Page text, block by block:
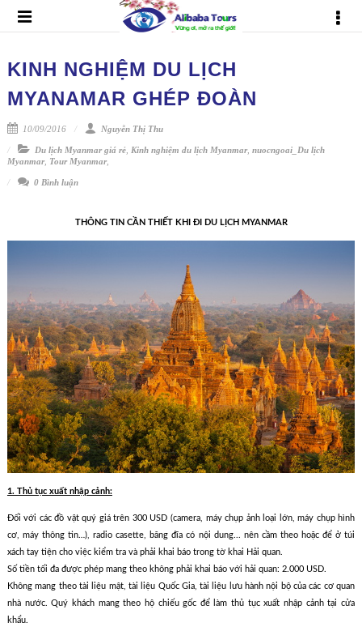
KINH NGHIỆM DU LỊCH
MYANAMAR GHÉP ĐOÀN
10/09/2016 Nguyễn Thị Thu
Du lịch Myanmar giá rẻ, Kinh nghiệm du lịch Myanmar, nuocngoai_Du lịch
Myanmar, Tour Myanmar,
0 Bình luận
THÔNG TIN CẦN THIẾT KHI ĐI DU LỊCH MYANMAR
1. Thủ tục xuất nhập cảnh:
Ðối với các đồ vật quý giá trên 300 USD (camera, máy chụp ảnh loại lớn, máy chụp hình
cơ, máy thông tin…), radio casette, băng đĩa có nội dung... nên cầm theo hoặc để ở túi
xách tay tiện cho việc kiểm tra và phải khai báo trong tờ khai Hải quan.
Số tiền tối đa được phép mang theo không phải khai báo với hải quan: 2.000 USD.
Không mang theo tài liệu mật, tài liệu Quốc Gia, tài liệu lưu hành nội bộ của các cơ quan
nhà nước. Quý khách mang theo hộ chiếu gốc để làm thủ tục xuất nhập cảnh tại cửa
khẩu.